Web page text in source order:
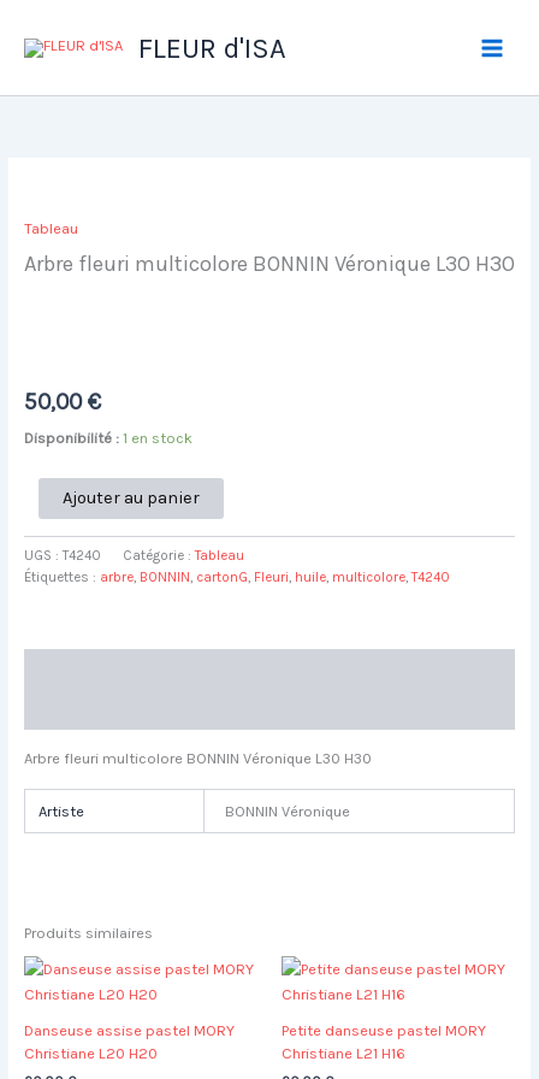
contenu
FLEUR d'ISA
Tableau
Arbre fleuri multicolore BONNIN Véronique L30 H30
50,00€
Disponibilité : 1 en stock
quantité
de
Arbre
fleuri
multicolore
L30
Ajouter au panier
UGS :T4240 Catégorie :Tableau
Étiquettes : arbre, BONNIN, cartonG, Fleuri, huile, multicolore,T4240
Arbre fleuri multicolore BONNIN Véronique L30 H30
Artiste BONNIN Véronique
Produits similaires
Danseuse assise pastel MORY
Christiane L20 H20
Petite danseuse pastel MORY
Christiane L21 H16